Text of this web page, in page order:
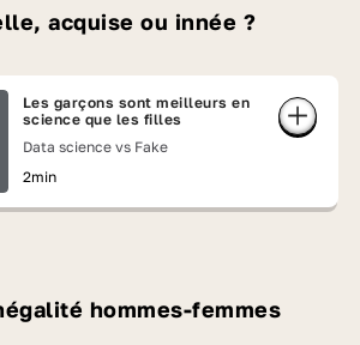
acquise ou innée ?
Les garçons sont meilleurs en
science que les filles
Data science vs Fake
2min
hommes-femmes